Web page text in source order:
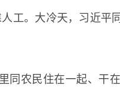
工。大冷天，习近平
同农民住在一起、干